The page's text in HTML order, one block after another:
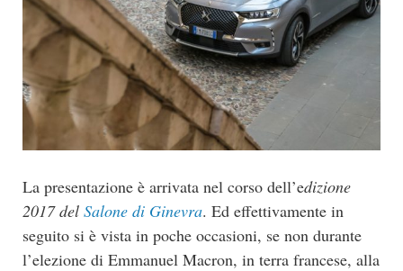
La presentazione è arrivata nel corso dell’edizione
2017 del Salone di Ginevra. Ed effettivamente in
seguito si è vista in poche occasioni, se non durante
l’elezione di Emmanuel Macron, in terra francese, alla